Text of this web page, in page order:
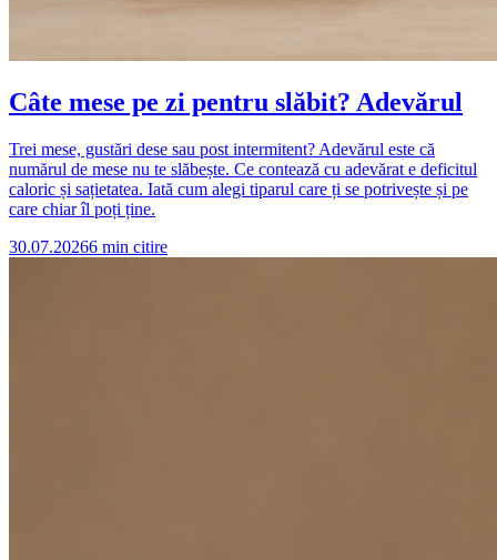
Câte mese pe zi pentru slăbit? Adevărul
Trei mese, gustări dese sau post intermitent? Adevărul este că
numărul de mese nu te slăbește. Ce contează cu adevărat e deficitul
caloric și sațietatea. Iată cum alegi tiparul care ți se potrivește și pe
care chiar îl poți ține.
30.07.20266 min citire